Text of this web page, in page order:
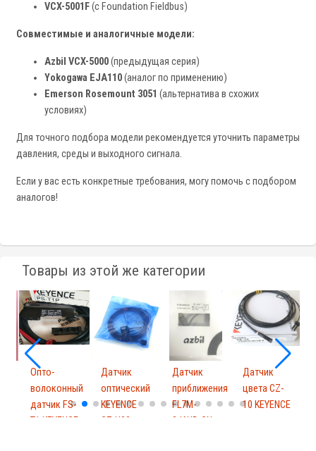
VCX-5001F(с Foundation Fieldbus)
Совместимые и аналогичные модели:
Azbil VCX-5000(предыдущая серия)
Yokogawa EJA110(аналог по применению)
Emerson Rosemount 3051 (альтернатива в схожих
условиях)
Для точного подбора модели рекомендуется уточнить параметры
давления, среды и выходного сигнала.
Если у вас есть конкретные требования, могу помочь с подбором
аналогов!
Товары из этой же категории
Опто-
волоконный
датчик FS-
T1 KEYENCE
Датчик
оптический
KEYENCE
CZ-H32
Датчик
приближения
FL7M-
2J6HD-CN
Датчик
цвета CZ-
10 KEYENCE